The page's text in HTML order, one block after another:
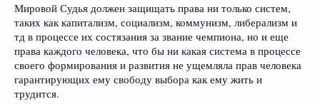
Мировой Судья должен защищать права ни только систем,
таких как капитализм, социализм, коммунизм, либерализм и
тд в процессе их состязания за звание чемпиона, но и еще
права каждого человека, что бы ни какая система в процессе
своего формирования и развития не ущемляла прав человека
гарантирующих ему свободу выбора как ему жить и
трудится.